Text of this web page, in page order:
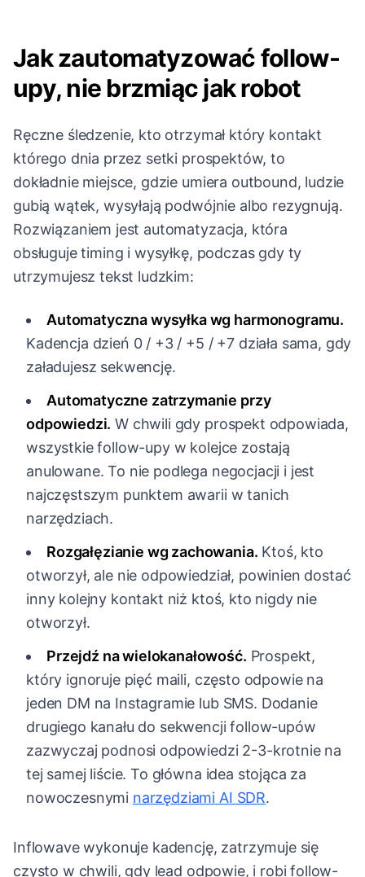
Jak zautomatyzować follow-
upy, nie brzmiąc jak robot
Ręczne śledzenie, kto otrzymał który kontakt
którego dnia przez setki prospektów, to
dokładnie miejsce, gdzie umiera outbound, ludzie
gubią wątek, wysyłają podwójnie albo rezygnują.
Rozwiązaniem jest automatyzacja, która
obsługuje timing i wysyłkę, podczas gdy ty
utrzymujesz tekst ludzkim:
Automatyczna wysyłka wg harmonogramu.
Kadencja dzień 0 / +3 / +5 / +7 działa sama, gdy
załadujesz sekwencję.
Automatyczne zatrzymanie przy
odpowiedzi. W chwili gdy prospekt odpowiada,
wszystkie follow-upy w kolejce zostają
anulowane. To nie podlega negocjacji i jest
najczęstszym punktem awarii w tanich
narzędziach.
Rozgałęzianie wg zachowania. Ktoś, kto
otworzył, ale nie odpowiedział, powinien dostać
inny kolejny kontakt niż ktoś, kto nigdy nie
otworzył.
Przejdź na wielokanałowość. Prospekt,
który ignoruje pięć maili, często odpowie na
jeden DM na Instagramie lub SMS. Dodanie
drugiego kanału do sekwencji follow-upów
zazwyczaj podnosi odpowiedzi 2-3-krotnie na
tej samej liście. To główna idea stojąca za
nowoczesnymi narzędziami AI SDR.
Inflowave wykonuje kadencję, zatrzymuje się
czysto w chwili, gdy lead odpowie, i robi follow-